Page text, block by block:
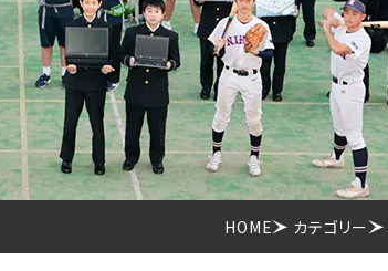
HOME カテゴリー